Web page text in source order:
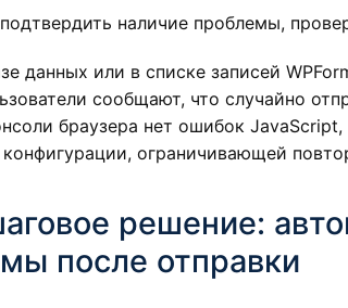
наличие проблемы,
данных или в списке записей
сообщают, что случайно
браузера нет ошибок
ограничивающей
решение:
после отправки